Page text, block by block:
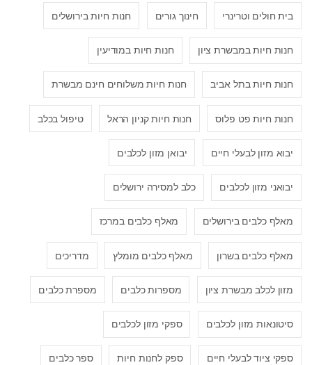
בית חולים וטרינרי חינוך גורים חנות חיות בירושלים
חנות חיות במבשרת ציון חנות חיות במודיעין
חנות חיות בתל אביב חנות חיות משלוחים חינם מבשרת
חנות חיות פט פלוס חנות חיות קניון הראל טיפול בכלב
יבוא מזון לבעלי חיים יבואן מזון לכלבים
יבואני מזון לכלבים כלב למסירה ירושלים
מאלף כלבים בירושלים מאלף כלבים במרכז
מאלף כלבים בשרון מאלף כלבים מומלץ מדריכים
מזון לכלב מבשרת ציון מספרות כלבים מספרת כלבים
סיטונאות מזון לכלבים ספקי מזון לכלבים
ספקי ציוד לבעלי חיים ספק לחנות חיות ספר כלבים